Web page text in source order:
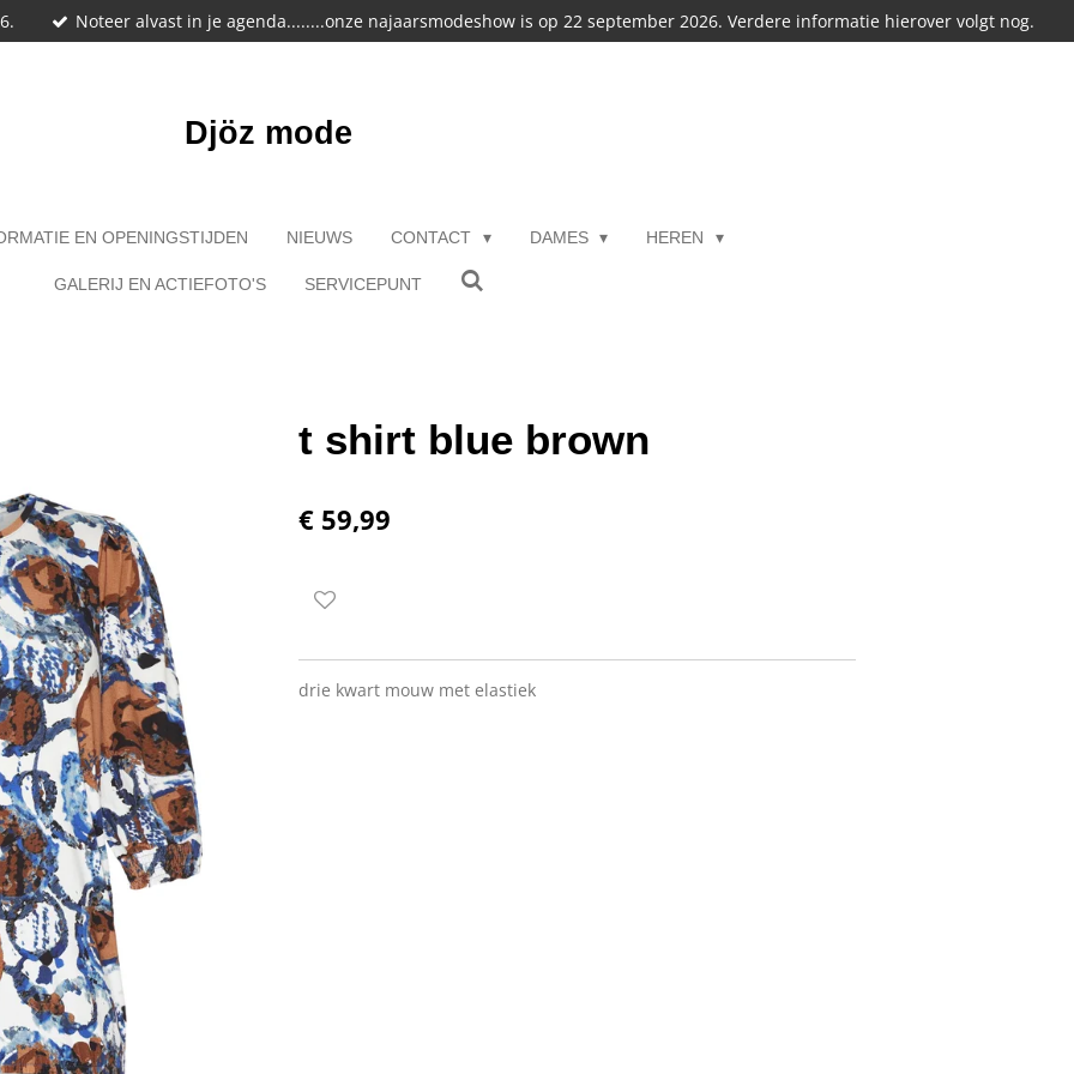
Noteer alvast in je agenda........onze najaarsmodeshow is op 22 september 2026. Verdere informatie hierover volgt nog.
Djöz mode
EN OPENINGSTIJDEN NIEUWS CONTACT DAMES HEREN
GALERIJ EN ACTIEFOTO'S SERVICEPUNT
t shirt blue brown
€ 59,99
drie kwart mouw met elastiek